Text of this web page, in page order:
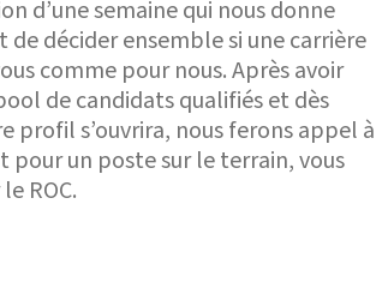
d’une semaine qui nous donne
de décider ensemble si une carrière
comme pour nous. Après avoir
de candidats qualifiés et dès
profil s’ouvrira, nous ferons appel à
pour un poste sur le terrain, vous
ROC.